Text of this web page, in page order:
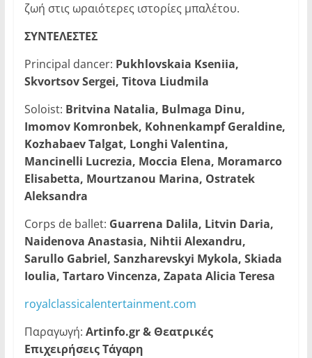
ζωή στις ωραιότερες ιστορίες μπαλέτου.
ΣΥΝΤΕΛΕΣΤΕΣ
Principal dancer: Pukhlovskaia Kseniia,
Skvortsov Sergei, Titova Liudmila
Soloist: Britvina Natalia, Bulmaga Dinu,
Imomov Komronbek, Kohnenkampf Geraldine,
Kozhabaev Talgat, Longhi Valentina,
Mancinelli Lucrezia, Moccia Elena, Moramarco
Elisabetta, Mourtzanou Marina, Ostratek
Aleksandra
Corps de ballet: Guarrena Dalila, Litvin Daria,
Naidenova Anastasia, Nihtii Alexandru,
Sarullo Gabriel, Sanzharevskyi Mykola, Skiada
Ioulia, Tartaro Vincenza, Zapata Alicia Teresa
royalclassicalentertainment.com
Παραγωγή: Artinfo.gr& Θεατρικές
Επιχειρήσεις Τάγαρη